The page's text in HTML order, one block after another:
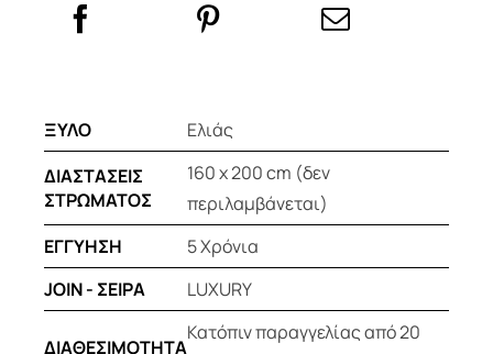
ΞΥΛΟ
Ελιάς
ΔΙΑΣΤΑΣΕΙΣ
ΣΤΡΩΜΑΤΟΣ
160 x 200 cm (δεν
περιλαμβάνεται)
ΕΓΓΥΗΣΗ
5 Χρόνια
JOIN - ΣΕΙΡΑ
LUXURY
ΔΙΑΘΕΣΙΜΟΤΗΤΑ
Κατόπιν παραγγελίας από 20